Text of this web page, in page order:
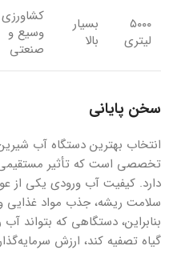
۵۰۰۰
لیتری
بسیار
بالا
کشاورزی
وسیع و
صنعتی
سخن پایانی
انتخاب بهترین دستگاه آب
تخصصی است که تأثیر مستقیمی
دارد. کیفیت آب ورودی یکی از
سلامت ریشه، جذب مواد
بنابراین، دستگاهی که بتواند آب
گیاه تصفیه کند، ارزش